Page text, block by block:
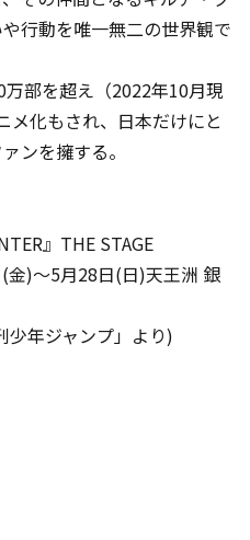
行動を唯一無二の世界観で
部を超え（2022年10月現
メ化もされ、日本だけにと
ンを擁する。
』THE STAGE
)～5月28日(日)天王洲 銀
少年ジャンプ」より)